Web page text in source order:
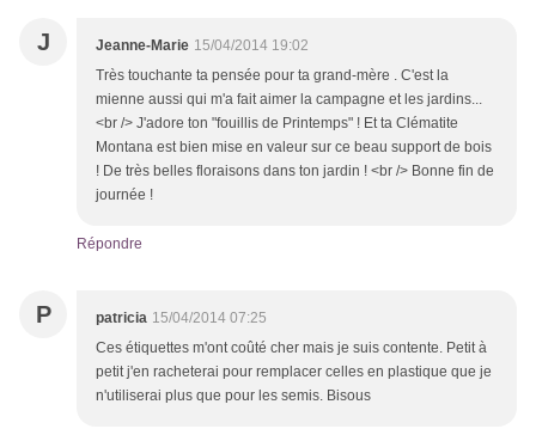
J Jeanne-Marie 15/04/2014 19:02
Très touchante ta pensée pour ta grand-mère . C'est la
mienne aussi qui m'a fait aimer la campagne et les jardins...
<br /> J'adore ton "fouillis de Printemps" ! Et ta Clématite
Montana est bien mise en valeur sur ce beau support de bois
! De très belles floraisons dans ton jardin ! <br /> Bonne fin de
journée !
Répondre
P patricia 15/04/2014 07:25
Ces étiquettes m'ont coûté cher mais je suis contente. Petit à
petit j'en racheterai pour remplacer celles en plastique que je
n'utiliserai plus que pour les semis. Bisous